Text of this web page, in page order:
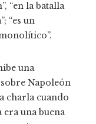
“en la batalla
“es un
una
Napoleón
charla cuando
era una buena